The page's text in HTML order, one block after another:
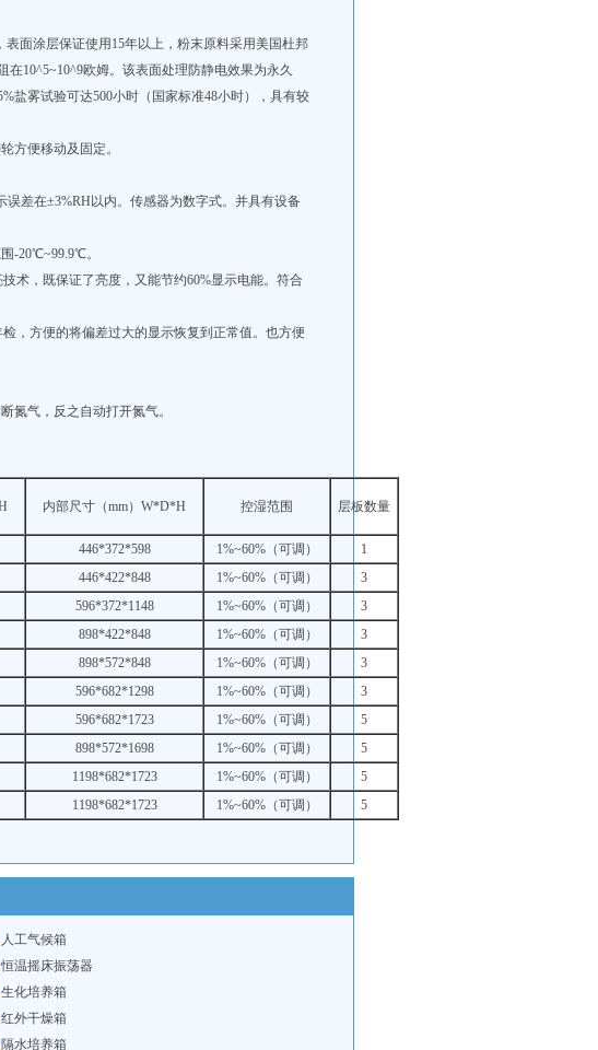
面涂层保证使用15年以上，粉末原料采用美国杜邦
10^5~10^9欧姆。该表面处理防静电效果为永久
盐雾试验可达500小时（国家标准48小时），具有较
方便移动及固定。
差在±3%RH以内。传感器为数字式。并具有设备
-20℃~99.9℃。
术，既保证了亮度，又能节约60%显示电能。符合
，方便的将偏差过大的显示恢复到正常值。也方便
氮气，反之自动打开氮气。
内部尺寸（mm）W*D*H 控湿范围
层板数量
446*372*598 1%~60%（可调）
1
446*422*848 1%~60%（可调）
3
596*372*1148 1%~60%（可调）
3
898*422*848 1%~60%（可调）
3
898*572*848 1%~60%（可调）
3
596*682*1298 1%~60%（可调）
3
596*682*1723 1%~60%（可调）
5
898*572*1698 1%~60%（可调）
5
1198*682*1723 1%~60%（可调）
5
1198*682*1723 1%~60%（可调） 5
人工气候箱
恒温摇床振荡器
生化培养箱
红外干燥箱
隔水培养箱